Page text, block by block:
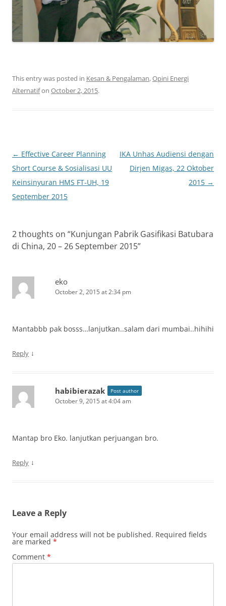
This entry was posted in Kesan & Pengalaman,Opini Energi
Alternatifon October 2, 2015.
Post
navigation
← Effective Career Planning
Short Course & Sosialisasi UU
Keinsinyuran HMS FT-UH, 19
September 2015
IKA Unhas Audiensi dengan
Dirjen Migas, 22 Oktober
2015 →
2 thoughts on “Kunjungan Pabrik Gasifikasi Batubara
di China, 20 – 26 September 2015”
eko
October 2, 2015 at 2:34 pm
Mantabbb pak bosss…lanjutkan..salam dari mumbai..hihihi
Reply ↓
habibierazak Post author
October 9, 2015 at 4:04 am
Mantap bro Eko. lanjutkan perjuangan bro.
Reply ↓
Leave a Reply
Your email address will not be published. Required fields
are marked *
Comment *